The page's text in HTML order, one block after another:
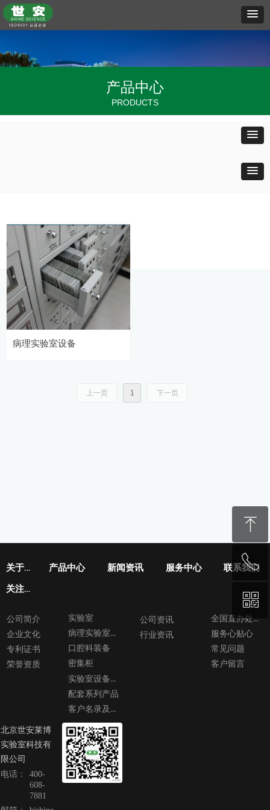
产品中心
PRODUCTS
病理实验室设备
上一页 1 下一页
公司简介
企业文化
专利证书
荣誉资质
关于世安 产品中心
实验室
病理实验室设备
口腔科装备
密集柜
新闻资讯
公司资讯
行业资讯
服务中心
全国直办处导航图
服务心贴心
常见问题
客户留言
联系我们
电话：
400-
608-
7881
北京世安莱博
实验室科技有
限公司
关注我们
实验室设备及工程
配套系列产品
客户名录及案例
ꁸ
回到顶部
ꂅ
400-608-7881
ꀥ
微信二维码